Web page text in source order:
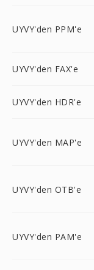
UYVY'den PPM'e
UYVY'den FAX'e
UYVY'den HDR'e
UYVY'den MAP'e
UYVY'den OTB'e
UYVY'den PAM'e